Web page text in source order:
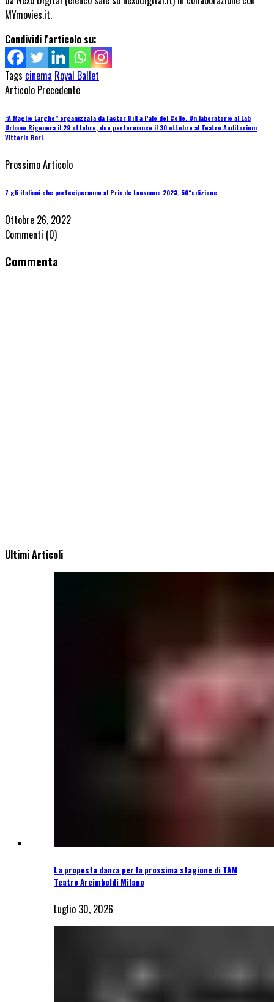
MYmovies.it.
Condividi l'articolo su:
Tags cinema Royal Ballet
Articolo Precedente
“A Maglie Larghe” organizzata da Factor Hill a Palo del Colle. Un laboratorio al Lab
Urbano Rigenera il 29 ottobre, due performance il 30 ottobre al Teatro Auditorium
Vittorio Bari.
Prossimo Articolo
7 gli italiani che parteciperanno al Prix de Lausanne 2023, 50^edizione
Ottobre 26, 2022
Commenti (0)
Commenta
Ultimi Articoli
La proposta danza per la prossima stagione di TAM
Teatro Arcimboldi Milano
Luglio 30, 2026